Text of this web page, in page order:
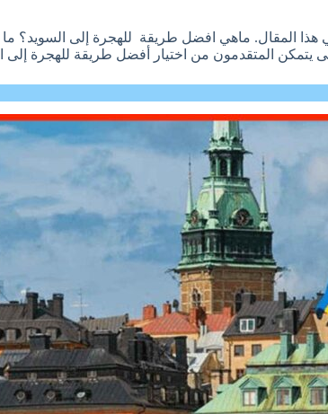
هذا المقال. ماهي افضل طريقة للهجرة إلى السويد؟
يتمكن المتقدمون من اختيار أفضل طريقة للهجرة إلى